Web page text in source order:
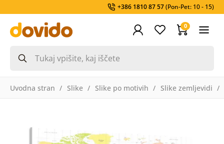
+386 1810 87 57(Pon-Pet: 10 - 15)
0
Uvodna stran Slike Slike po motivih Slike zemljevidi